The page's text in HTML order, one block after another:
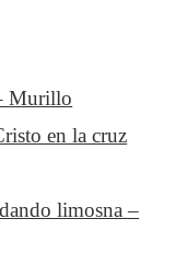
Murillo
en la cruz
limosna –